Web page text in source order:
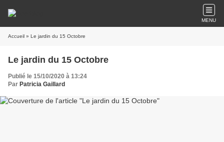
MENU
Accueil » Le jardin du 15 Octobre
Le jardin du 15 Octobre
Publié le 15/10/2020 à 13:24
Par Patricia Gaillard